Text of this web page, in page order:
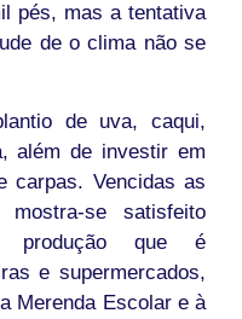
pés, mas a tentativa
de o clima não se
de uva, caqui,
além de investir em
carpas. Vencidas as
se satisfeito
produção que é
e supermercados,
Merenda Escolar e à